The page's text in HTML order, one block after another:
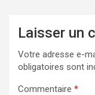
Laisser un
Votre adresse e-
obligatoires sont
Commentaire *